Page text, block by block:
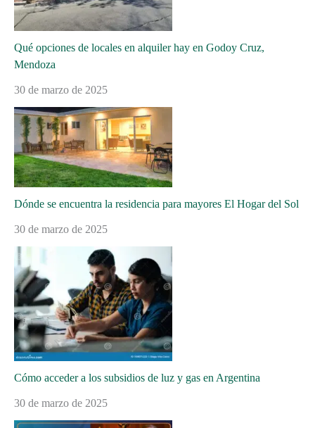
Qué opciones de locales en alquiler hay en Godoy Cruz,
Mendoza
30 de marzo de 2025
Dónde se encuentra la residencia para mayores El Hogar del Sol
30 de marzo de 2025
Cómo acceder a los subsidios de luz y gas en Argentina
30 de marzo de 2025